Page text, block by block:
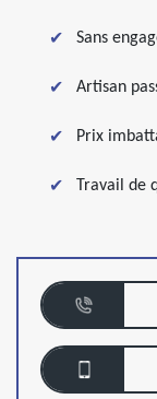
Sans
Artisan
Prix
Travail de